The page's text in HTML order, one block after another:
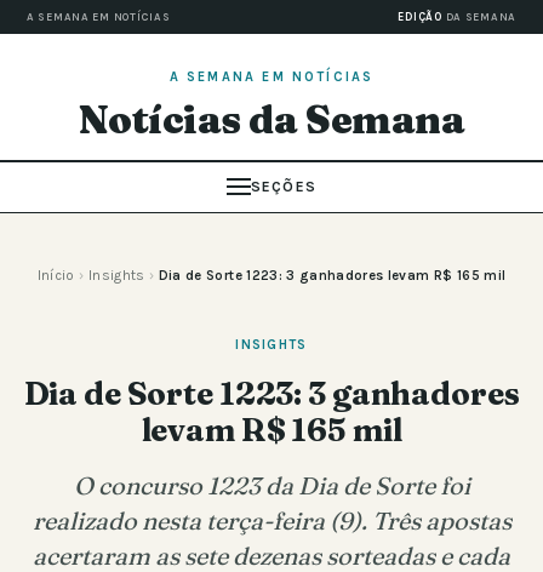
A SEMANA EM NOTÍCIAS EDIÇÃO DA SEMANA
A SEMANA EM NOTÍCIAS
Notícias da Semana
SEÇÕES
Início › Insights › Dia de Sorte 1223: 3 ganhadores levam R$ 165 mil
INSIGHTS
Dia de Sorte 1223: 3 ganhadores
levam R$ 165 mil
O concurso 1223 da Dia de Sorte foi
realizado nesta terça-feira (9). Três apostas
acertaram as sete dezenas sorteadas e cada